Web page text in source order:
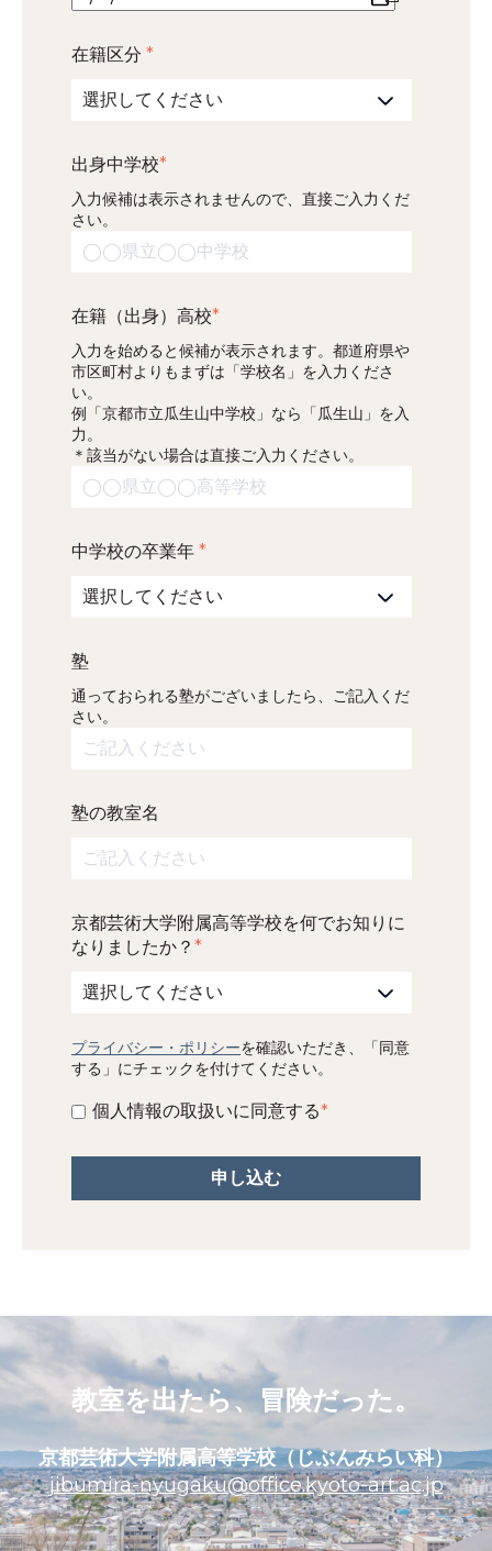
在籍区分 *
出身中学校*
入力候補は表示されませんので、直接ご入力くだ
さい。
在籍（出身）高校*
入力を始めると候補が表示されます。都道府県や
市区町村よりもまずは「学校名」を入力くださ
い。
例「京都市立瓜生山中学校」なら「瓜生山」を入
力。
＊該当がない場合は直接ご入力ください。
中学校の卒業年 *
塾
通っておられる塾がございましたら、ご記入くだ
さい。
塾の教室名
京都芸術大学附属高等学校を何でお知りに
なりましたか？ *
プライバシー・ポリシーを確認いただき、「同意
する」にチェックを付けてください。
個人情報の取扱いに同意する*
教室を出たら、冒険だった。
京都芸術大学附属高等学校（じぶんみらい科）
jibumira-nyugaku@office.kyoto-art.ac.jp